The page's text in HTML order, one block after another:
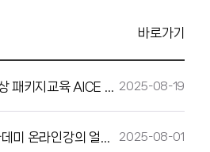
바로가기
2025-08-19
2025-08-01